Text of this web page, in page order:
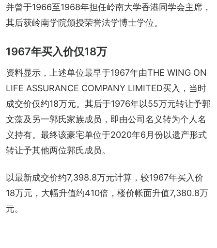
并曾于1966至1968年担任岭南大学香港同学会主席，
其后获岭南学院颁授荣誉法学博士学位。
1967年买入价仅18万
资料显示，上述单位最早于1967年由THE WING ON
LIFE ASSURANCE COMPANY LIMITED买入，当时
成交价仅约18万元。其后于1976年以55万元转让予郭
文藻及另一郭氏家族成员，即由公司名义转为个人名
义持有。最终该豪宅单位于2020年6月份以遗产形式
转让予其他两位郭氏成员。
以最新成交价约7,398.8万元计算，较1967年买入价
18万元，大幅升值约410倍，楼价帐面升值7,380.8万
元。